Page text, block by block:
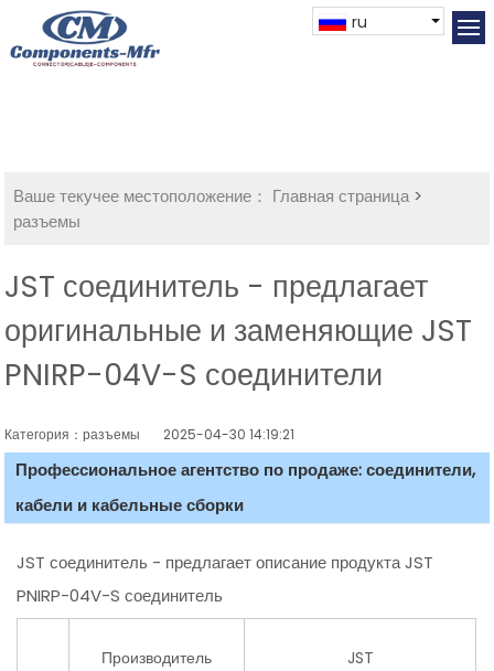
ru
Ваше текучее местоположение： Главная страница>
разъемы
JST соединитель - предлагает
оригинальные и заменяющие JST
PNIRP-04V-S соединители
Категория：разъемы 2025-04-30 14:19:21
Профессиональное агентство по продаже: соединители,
кабели и кабельные сборки
JST соединитель - предлагает описание продукта JST
PNIRP-04V-S соединитель
Производитель JST